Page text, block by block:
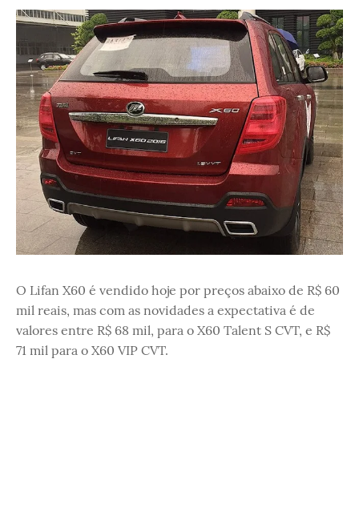
O Lifan X60 é vendido hoje por preços abaixo de R$ 60
mil reais, mas com as novidades a expectativa é de
valores entre R$ 68 mil, para o X60 Talent S CVT, e R$
71 mil para o X60 VIP CVT.